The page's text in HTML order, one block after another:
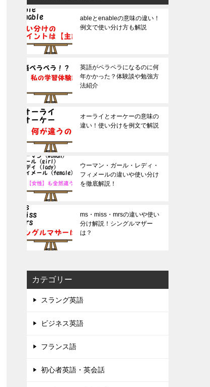
ableとenableの意味の違い！
例文で使い分け方も解説
英語がペラペラになるのに何
年かかった？体験談や勉強方
法紹介
オーライとオーケーの意味の
違い！使い分けを例文で解説
ウーマン・ガール・レディ・
フィメールの違いや使い分け
を徹底解説！
ms・miss・mrsの違いや使い
分け解説！シングルマザー
は？
カテゴリー
スラング英語
ビジネス英語
フランス語
初心者英語・英会話